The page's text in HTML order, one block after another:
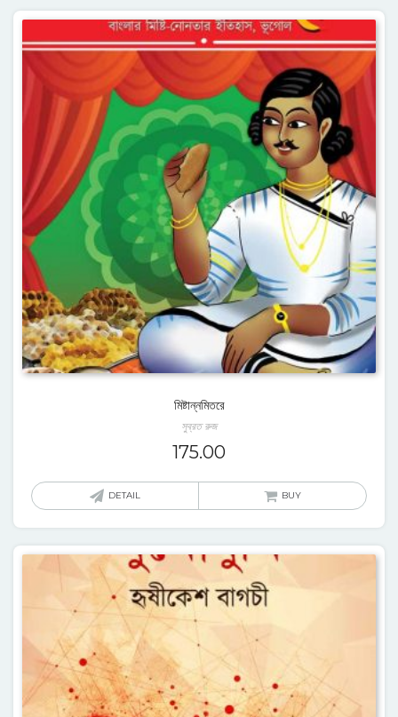
মিষ্টান্নমিতরে
সুব্রত রুজ
175.00
DETAIL BUY